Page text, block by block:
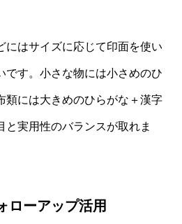
にはサイズに応じて印面を使い
です。小さな物には小さめのひ
類には大きめのひらがな＋漢字
と実用性のバランスが取れま
ローアップ活用